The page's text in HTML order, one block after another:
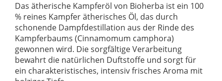
Das ätherische Kampferöl von Bioherba ist ein 100
% reines Kampfer ätherisches Öl, das durch
schonende Dampfdestillation aus der Rinde des
Kampferbaums (Cinnamomum camphora)
gewonnen wird. Die sorgfältige Verarbeitung
bewahrt die natürlichen Duftstoffe und sorgt für
ein charakteristisches, intensiv frisches Aroma mit